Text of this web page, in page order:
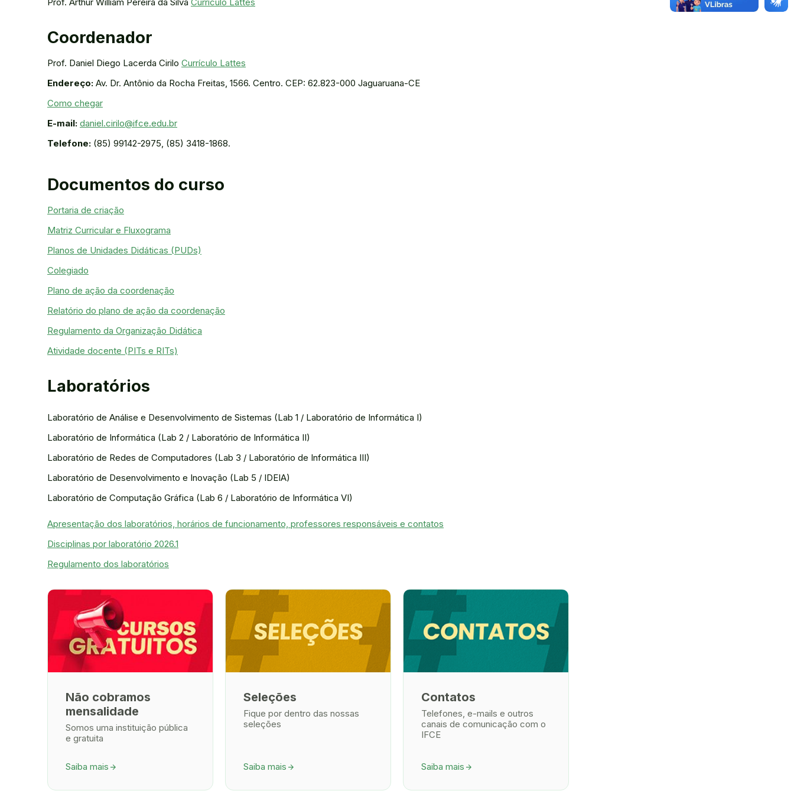
Coordenador
Prof. Daniel Diego Lacerda Cirilo Currículo Lattes
Endereço: Av. Dr. Antônio da Rocha Freitas, 1566. Centro. CEP: 62.823-000 Jaguaruana-CE
Como chegar
E-mail: daniel.cirilo@ifce.edu.br
Telefone: (85) 99142-2975, (85) 3418-1868.
Documentos do curso
Portaria de criação
Matriz Curricular e Fluxograma
Planos de Unidades Didáticas (PUDs)
Colegiado
Plano de ação da coordenação
Relatório do plano de ação da coordenação
Regulamento da Organização Didática
Atividade docente (PITs e RITs)
Laboratórios
Laboratório de Análise e Desenvolvimento de Sistemas (Lab 1 / Laboratório de Informática I)
Laboratório de Informática (Lab 2 / Laboratório de Informática II)
Laboratório de Redes de Computadores (Lab 3 / Laboratório de Informática III)
Laboratório de Desenvolvimento e Inovação (Lab 5 / IDEIA)
Laboratório de Computação Gráfica (Lab 6 / Laboratório de Informática VI)
Apresentação dos laboratórios, horários de funcionamento, professores responsáveis e contatos
Disciplinas por laboratório 2026.1
Regulamento dos laboratórios
Não cobramos
mensalidade
Somos uma instituição pública
e gratuita
Saiba mais arrow_forward
Seleções
Fique por dentro das nossas
seleções
Saiba mais arrow_forward
Contatos
Telefones, e-mails e outros
canais de comunicação com o
IFCE
Saiba mais arrow_forward